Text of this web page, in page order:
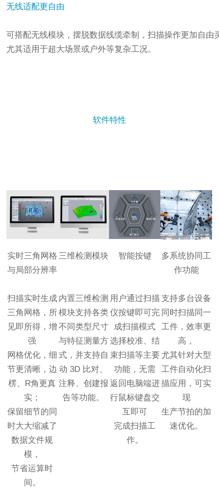
无线适配更自由
可搭配无线模块，摆脱数据线缆牵制，扫描操作更加自由
尤其适用于超大场景或户外等复杂工况。
软件特性
实时三角网格
与局部分辨率
三维检测模块 智能按键
多系统协同工
作功能
扫描实时生成
三角网格，所
见即所得，增
强
网格优化，细
节更清晰，边
楞、R角更真
实；
保留细节的同
时大大缩减了
数据文件规
模，
节省运算时
间。
内置三维检测
模块支持各类
不同类型尺寸
与特征测量方
式，并支持自
动 3D 比对、
注释、创建报
告等功能。
用户通过扫描
仪按键即可完
成扫描模式
选择校准、结
束扫描等主要
功能，无需
返回电脑端进
行鼠标键盘交
互即可
完成扫描工
作。
支持多台设备
同时扫描同一
工件，效率更
高，
尤其针对大型
工件自动化扫
描应用，可实
现
生产节拍的加
速优化。